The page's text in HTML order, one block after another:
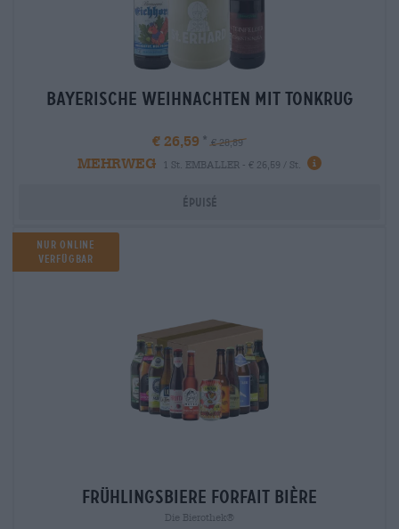
bayerische weihnachten mit tonkrug
€ 26,59 € 28,89
MEHRWEG 1 St. EMBALLER - € 26,59 / St.
Épuisé
Nur Online
verfügbar
frühlingsbiere Forfait bière
Die Bierothek®